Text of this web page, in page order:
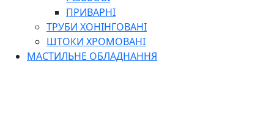
ПРИВАРНІ
ТРУБИ ХОНІНГОВАНІ
ШТОКИ ХРОМОВАНІ
МАСТИЛЬНЕ ОБЛАДНАННЯ